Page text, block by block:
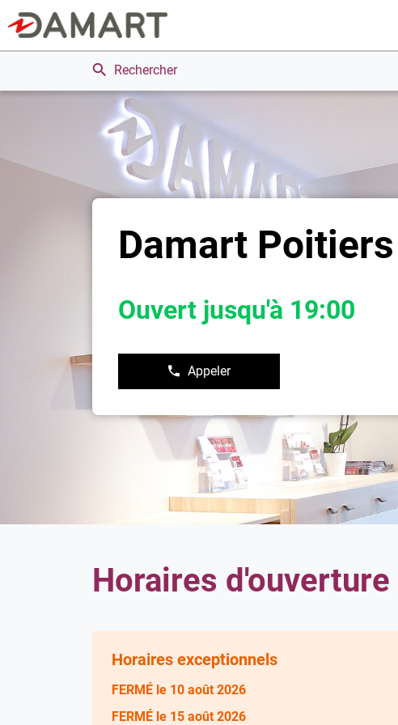
Rechercher
Damart Poitiers
Ouvert jusqu'à 19:00
Appeler
Afficher
le
de
téléphone
du
point
de
vente
Damart
Poitiers
Horaires d'ouverture
Horaires exceptionnels
FERMÉ le 10 août 2026
FERMÉ le 15 août 2026